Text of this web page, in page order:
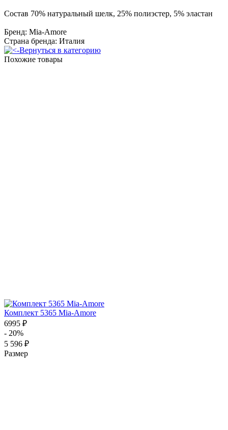
Состав 70% натуральный шелк, 25% полиэстер, 5% эластан
Бренд: Mia-Amore
Страна бренда: Италия
Вернуться в категорию
Похожие товары
Комплект 5365 Mia-Amore
6995 ₽
- 20%
5 596 ₽
Размер